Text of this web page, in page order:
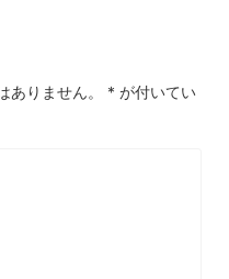
ありません。 * が付いてい